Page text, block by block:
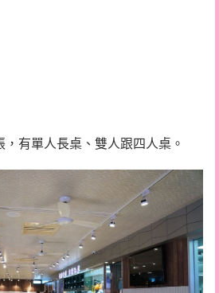
，有單人長桌、雙人跟四人桌。